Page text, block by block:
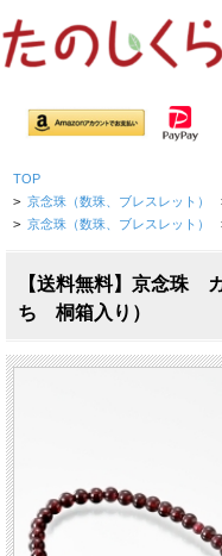
TOP
> 京念珠（数珠、ブレスレット）
> 京念珠（数珠、ブレスレット）
【送料無料】京念珠
ち 桐箱入り）